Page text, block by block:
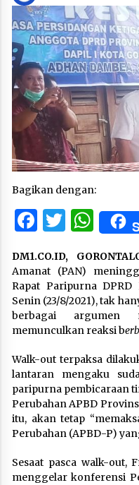
Bagikan dengan:
DM1.CO.ID,
Amanat (PAN)
Rapat Paripurna
Senin (23/8/2021), tak
berbagai argumen
memunculkan reaksi b
Walk-out terpaksa
lantaran mengaku
paripurna pembicaraan
Perubahan APBD
itu, akan tetap
Perubahan (APBD-P)
Sesaat pasca walk-out,
menggelar konferensi